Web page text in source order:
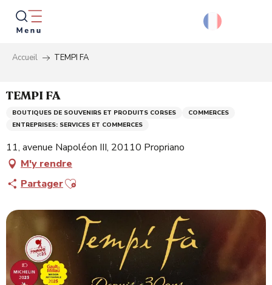
Aller
contenu
principal
Accueil TEMPI FA
TEMPI FA
BOUTIQUES DE SOUVENIRS ET PRODUITS CORSES
COMMERCES
ENTREPRISES: SERVICES ET COMMERCES
11, avenue Napoléon III, 20110 Propriano
M'y rendre
PartagerAjouter aux favoris